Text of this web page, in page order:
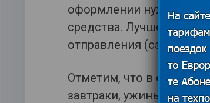
оформлении нужно
средства. Лучше всего
отправления
Отметим, что в
завтраки, ужины нужно